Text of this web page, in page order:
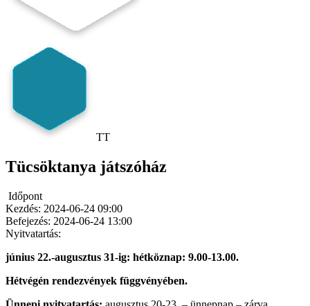
TT
Tücsöktanya játszóház
Időpont
Kezdés: 2024-06-24 09:00
Befejezés: 2024-06-24 13:00
Nyitvatartás:
június 22.-augusztus 31-ig: hétköznap: 9.00-13.00.
Hétvégén rendezvények függvényében.